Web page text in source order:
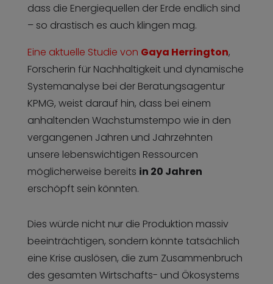
dass die Energiequellen der Erde endlich sind
– so drastisch es auch klingen mag.
Eine aktuelle Studie von Gaya Herrington,
Forscherin für Nachhaltigkeit und dynamische
Systemanalyse bei der Beratungsagentur
KPMG, weist darauf hin, dass bei einem
anhaltenden Wachstumstempo wie in den
vergangenen Jahren und Jahrzehnten
unsere lebenswichtigen Ressourcen
möglicherweise bereits in 20 Jahren
erschöpft sein könnten.
Dies würde nicht nur die Produktion massiv
beeinträchtigen, sondern könnte tatsächlich
eine Krise auslösen, die zum Zusammenbruch
des gesamten Wirtschafts- und Ökosystems